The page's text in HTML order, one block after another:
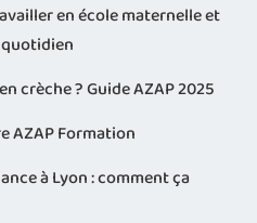
en école maternelle et
crèche ? Guide AZAP 2025
AZAP Formation
à Lyon : comment ça